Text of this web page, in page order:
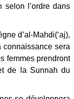
selon l’ordre dans
d’al-Mahdi(‘aj),
connaissance sera
femmes prendront
de la Sunnah du